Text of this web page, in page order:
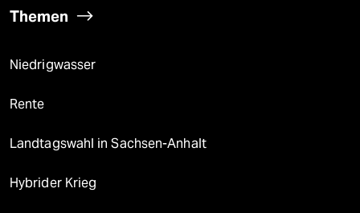
Themen
Niedrigwasser
Rente
Landtagswahl in Sachsen-Anhalt
Hybrider Krieg